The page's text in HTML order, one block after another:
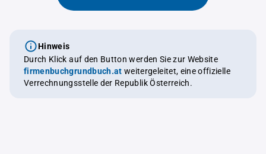
Hinweis
Durch Klick auf den Button werden Sie zur Website
firmenbuchgrundbuch.at weitergeleitet, eine offizielle
Verrechnungsstelle der Republik Österreich.